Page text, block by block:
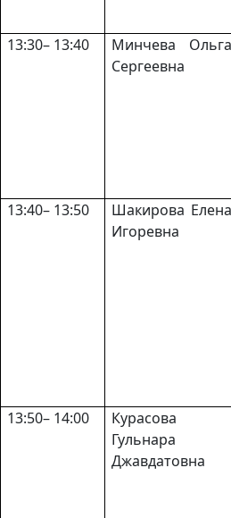
13:30– 13:40
Минчева Ольга
Сергеевна
13:40– 13:50
Шакирова Елена
Игоревна
13:50– 14:00
Курасова
Гульнара
Джавдатовна